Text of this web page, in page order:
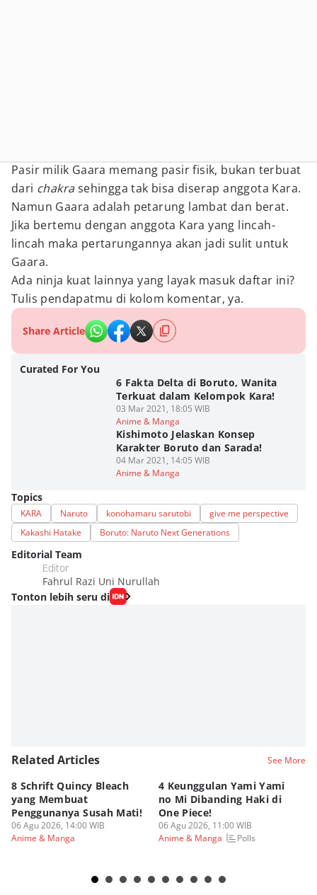
Pasir milik Gaara memang pasir fisik, bukan terbuat
dari chakrasehingga tak bisa diserap anggota Kara.
Namun Gaara adalah petarung lambat dan berat.
Jika bertemu dengan anggota Kara yang lincah-
lincah maka pertarungannya akan jadi sulit untuk
Gaara.
Ada ninja kuat lainnya yang layak masuk daftar ini?
Tulis pendapatmu di kolom komentar, ya.
Share Article
Curated For You
6 Fakta Delta di Boruto, Wanita
Terkuat dalam Kelompok Kara!
03 Mar 2021, 18:05 WIB
Anime & Manga
Kishimoto Jelaskan Konsep
Karakter Boruto dan Sarada!
04 Mar 2021, 14:05 WIB
Anime & Manga
Topics
KARA Naruto konohamaru sarutobi
give me perspective
Kakashi Hatake
Boruto: Naruto Next Generations
Editorial Team
Editor
Fahrul Razi Uni Nurullah
Tonton lebih seru di
Related Articles See More
8 Schrift Quincy Bleach
yang Membuat
Penggunanya Susah Mati!
06 Agu 2026, 14:00 WIB
Anime & Manga
4 Keunggulan Yami Yami
no Mi Dibanding Haki di
One Piece!
06 Agu 2026, 11:00 WIB
Anime & Manga
Polls